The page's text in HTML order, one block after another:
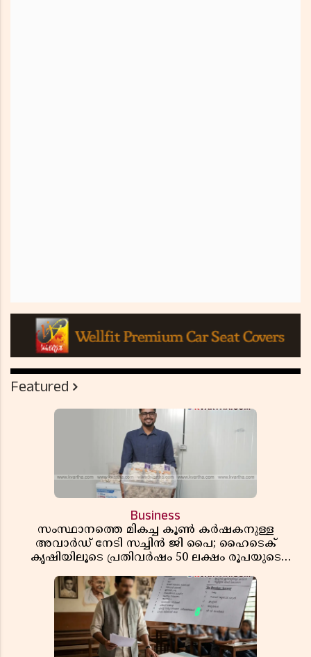
Featured
Business
സംസ്ഥാനത്തെ മികച്ച കൂൺ കർഷകനുള്ള
അവാർഡ് നേടി സച്ചിൻ ജി പൈ; ഹൈടെക്
കൃഷിയിലൂടെ പ്രതിവർഷം 50 ലക്ഷം രൂപയുടെ